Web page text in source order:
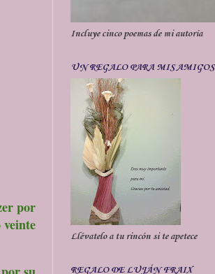
por
Incluye cinco poemas de mi autoría
UN REGALO PARA MIS AMIGOS
Llévatelo a tu rincón si te apetece
REGALO DE LUJÁN FRAIX